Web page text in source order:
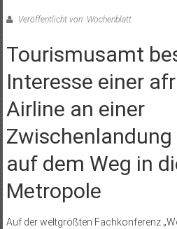
Veröffentlicht von: Wochenblatt
Tourismusamt
Interesse einer
Airline an einer
auf dem Weg in
Metropole
Auf der weltgrößten Fachkonferenz